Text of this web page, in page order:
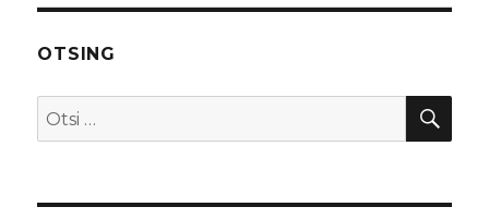
OTSING
Otsi: